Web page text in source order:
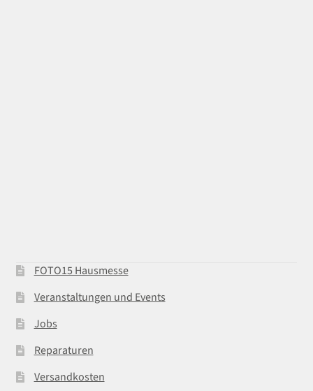
FOTO15 Hausmesse
Veranstaltungen und Events
Jobs
Reparaturen
Versandkosten